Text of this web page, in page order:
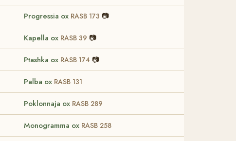
Progressia ox RASB 173 📷
Kapella ox RASB 39 📷
Ptashka ox RASB 174 📷
Palba ox RASB 131
Poklonnaja ox RASB 289
Monogramma ox RASB 258